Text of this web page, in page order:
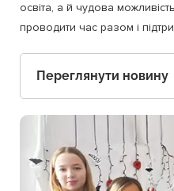
освіта, а й чудова
проводити час разом і
Переглянути новину